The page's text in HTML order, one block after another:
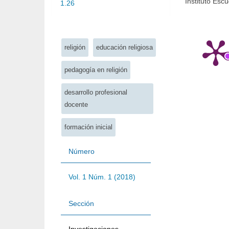
1.26
religión educación religiosa
pedagogía en religión
desarrollo profesional
docente
formación inicial
Número
Vol. 1 Núm. 1 (2018)
Sección